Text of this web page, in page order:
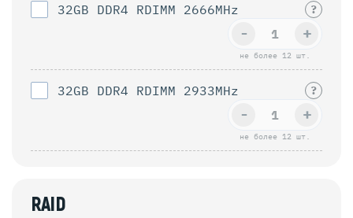
32GB DDR4 RDIMM 2666MHz ?
не более 12 шт.
+
-
32GB DDR4 RDIMM 2933MHz ?
не более 12 шт.
+
-
RAID